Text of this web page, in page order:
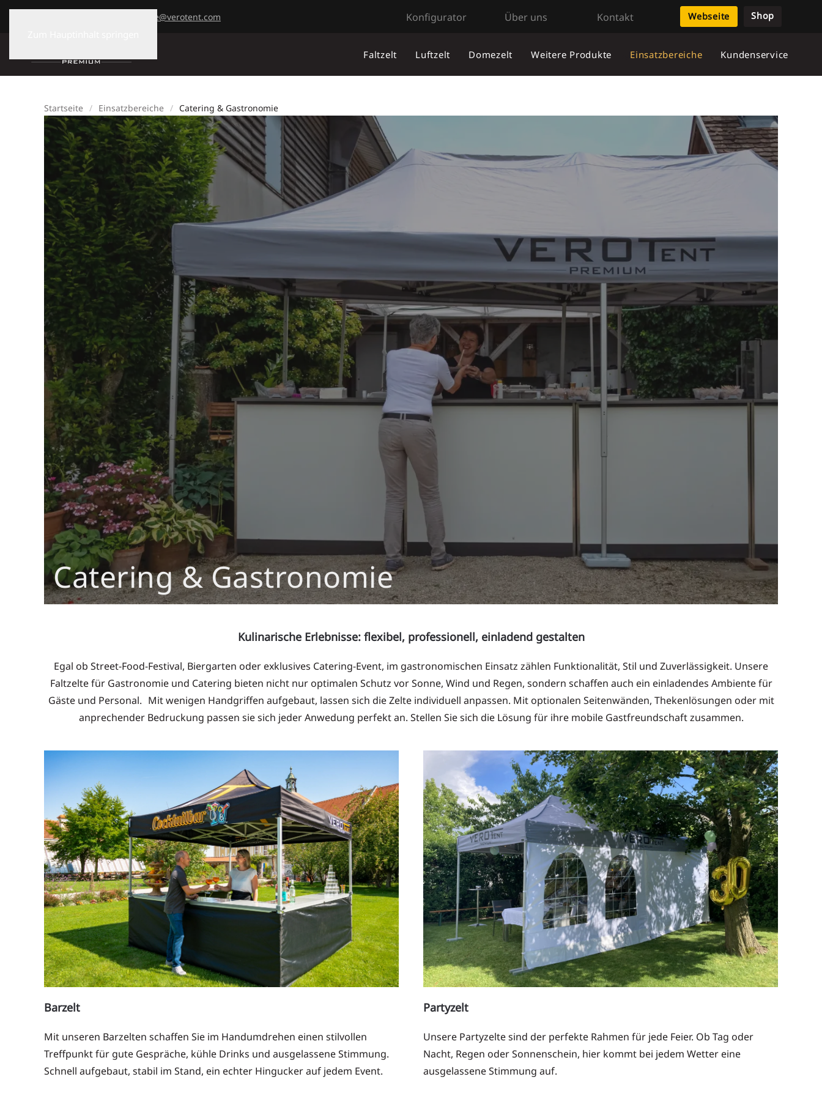
office@verotent.com Konfigurator Über uns Kontakt Webseite Shop
Faltzelt Luftzelt Domezelt Weitere Produkte Einsatzbereiche Kundenservice
Startseite Einsatzbereiche Catering & Gastronomie
Catering & Gastronomie
Kulinarische Erlebnisse: flexibel, professionell, einladend gestalten
Egal ob Street-Food-Festival, Biergarten oder exklusives Catering-Event, im gastronomischen Einsatz zählen Funktionalität, Stil und Zuverlässigkeit. Unsere
Faltzelte für Gastronomie und Catering bieten nicht nur optimalen Schutz vor Sonne, Wind und Regen, sondern schaffen auch ein einladendes Ambiente für
Gäste und Personal. Mit wenigen Handgriffen aufgebaut, lassen sich die Zelte individuell anpassen. Mit optionalen Seitenwänden, Thekenlösungen oder mit
anprechender Bedruckung passen sie sich jeder Anwedung perfekt an. Stellen Sie sich die Lösung für ihre mobile Gastfreundschaft zusammen.
Barzelt
Mit unseren Barzelten schaffen Sie im Handumdrehen einen stilvollen
Treffpunkt für gute Gespräche, kühle Drinks und ausgelassene Stimmung.
Schnell aufgebaut, stabil im Stand, ein echter Hingucker auf jedem Event.
Partyzelt
Unsere Partyzelte sind der perfekte Rahmen für jede Feier. Ob Tag oder
Nacht, Regen oder Sonnenschein, hier kommt bei jedem Wetter eine
ausgelassene Stimmung auf.